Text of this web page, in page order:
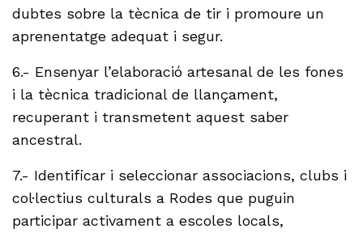
dubtes sobre la tècnica de tir i promoure un
aprenentatge adequat i segur.
6.- Ensenyar l’elaboració artesanal de les fones
i la tècnica tradicional de llançament,
recuperant i transmetent aquest saber
ancestral.
7.- Identificar i seleccionar associacions, clubs i
col·lectius culturals a Rodes que puguin
participar activament a escoles locals,